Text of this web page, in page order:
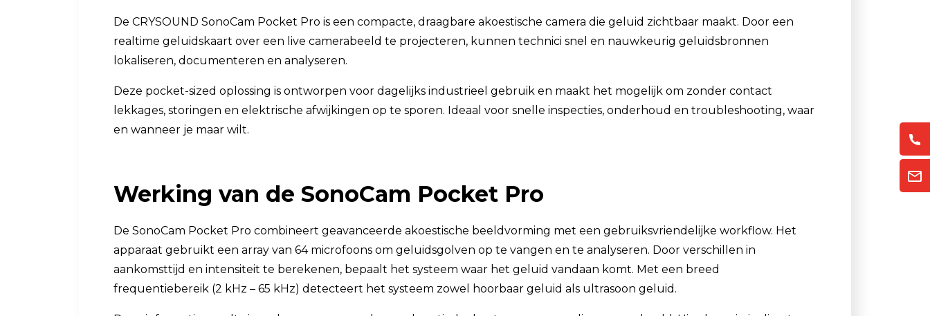
De CRYSOUND SonoCam Pocket Pro is een compacte, draagbare akoestische camera die geluid zichtbaar maakt. Door een
realtime geluidskaart over een live camerabeeld te projecteren, kunnen technici snel en nauwkeurig geluidsbronnen
lokaliseren, documenteren en analyseren.
Deze pocket-sized oplossing is ontworpen voor dagelijks industrieel gebruik en maakt het mogelijk om zonder contact
lekkages, storingen en elektrische afwijkingen op te sporen. Ideaal voor snelle inspecties, onderhoud en troubleshooting, waar
en wanneer je maar wilt.
Werking van de SonoCam Pocket Pro
De SonoCam Pocket Pro combineert geavanceerde akoestische beeldvorming met een gebruiksvriendelijke workflow. Het
apparaat gebruikt een array van 64 microfoons om geluidsgolven op te vangen en te analyseren. Door verschillen in
aankomsttijd en intensiteit te berekenen, bepaalt het systeem waar het geluid vandaan komt. Met een breed
frequentiebereik (2 kHz – 65 kHz) detecteert het systeem zowel hoorbaar geluid als ultrasoon geluid.